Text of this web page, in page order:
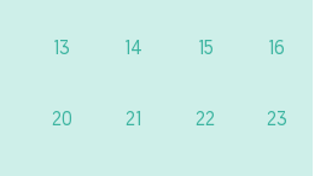
13 14 15 16
20 21 22 23